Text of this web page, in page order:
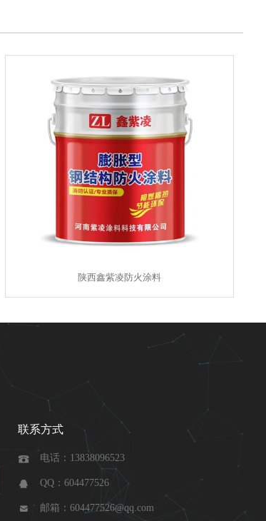
陕西鑫紫凌防火涂料
联系方式
 电话：13838096523
 QQ：604477526
 邮箱：604477526@qq.com